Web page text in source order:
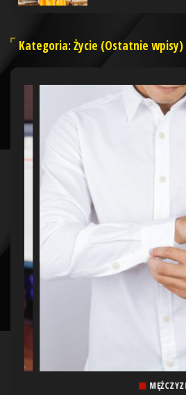
Kategoria: Życie (Ostatnie wpisy)
MĘŻCZYZNA